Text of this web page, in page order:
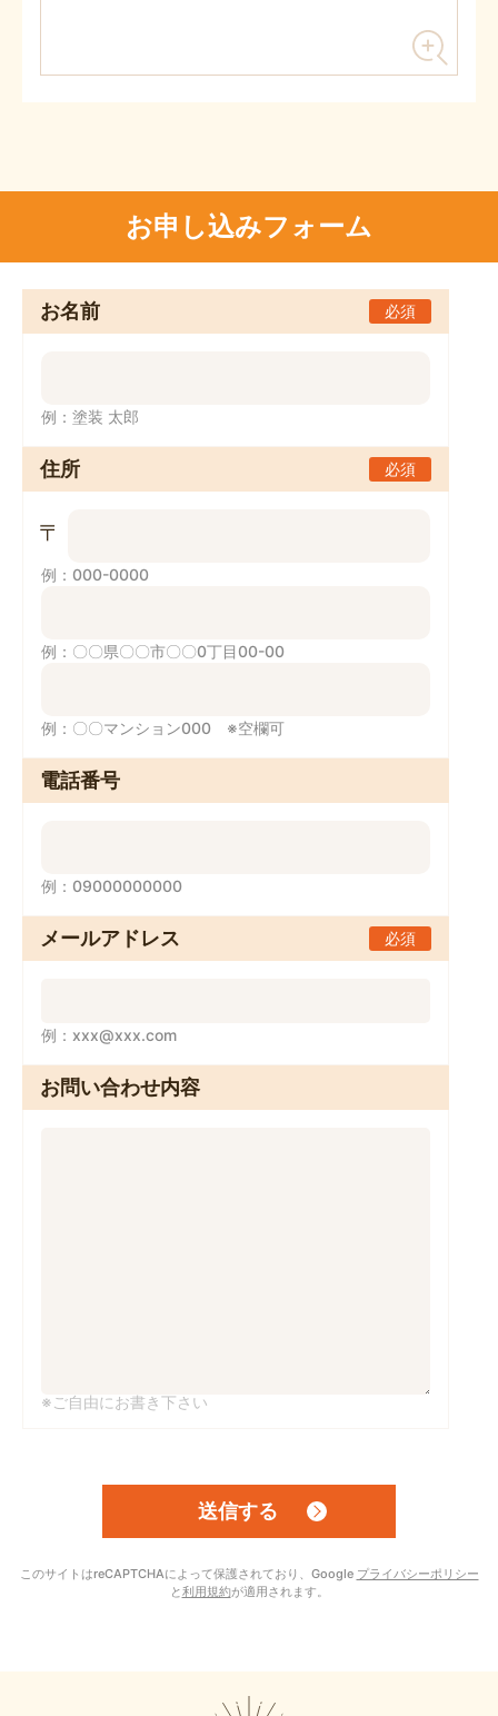
お申し込みフォーム
お名前 必須
例：塗装 太郎
住所 必須
例：000-0000
例：〇〇県〇〇市〇〇0丁目00-00
例：〇〇マンション000 ※空欄可
電話番号
例：09000000000
メールアドレス 必須
例：xxx@xxx.com
お問い合わせ内容
※ご自由にお書き下さい
このサイトはreCAPTCHAによって保護されており、Google プライバシーポリシー
と利用規約が適用されます。